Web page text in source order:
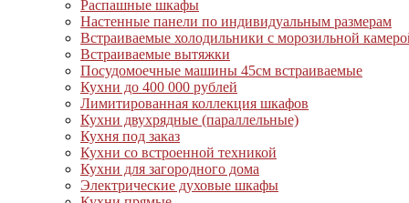
Распашные шкафы
Настенные панели по индивидуальным размерам
Встраиваемые холодильники с морозильной
Встраиваемые вытяжки
Посудомоечные машины 45см встраиваемые
Кухни до 400 000 рублей
Лимитированная коллекция шкафов
Кухни двухрядные (параллельные)
Кухня под заказ
Кухни со встроенной техникой
Кухни для загородного дома
Электрические духовые шкафы